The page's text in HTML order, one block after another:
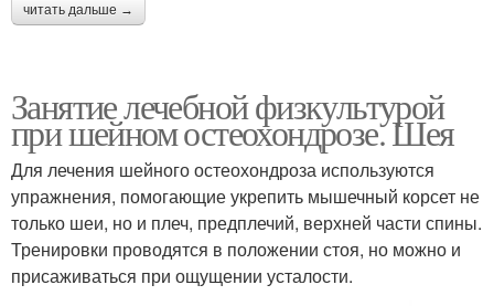
читать дальше →
Занятие лечебной физкультурой
при шейном остеохондрозе. Шея
Для лечения шейного остеохондроза используются
упражнения, помогающие укрепить мышечный корсет не
только шеи, но и плеч, предплечий, верхней части спины.
Тренировки проводятся в положении стоя, но можно и
присаживаться при ощущении усталости.